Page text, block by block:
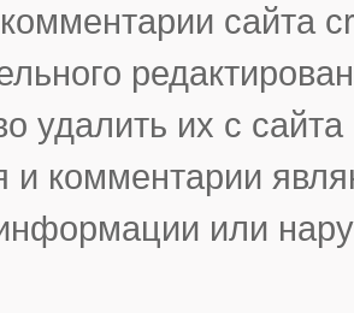
сайта
удалить их с
и комментарии
или